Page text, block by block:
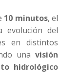
10 minutos, el
evolución del
en distintos
unavisión
hidrológico